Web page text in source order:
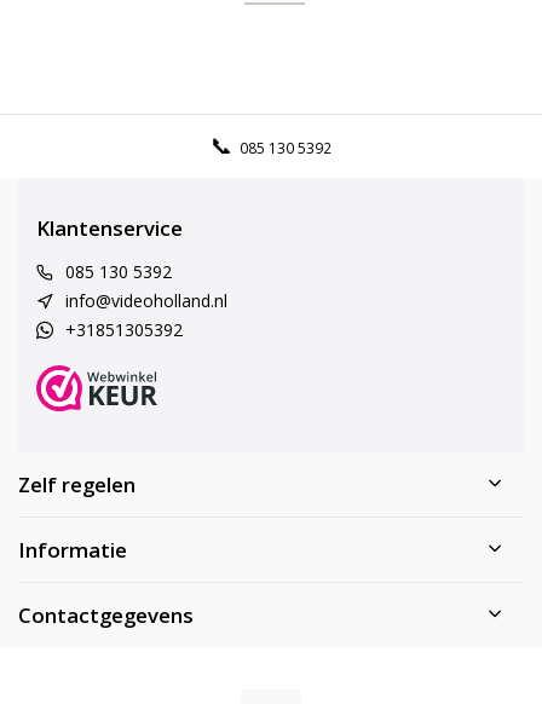
085 130 5392
Klantenservice
085 130 5392
info@videoholland.nl
+31851305392
Zelf regelen
Informatie
Contactgegevens